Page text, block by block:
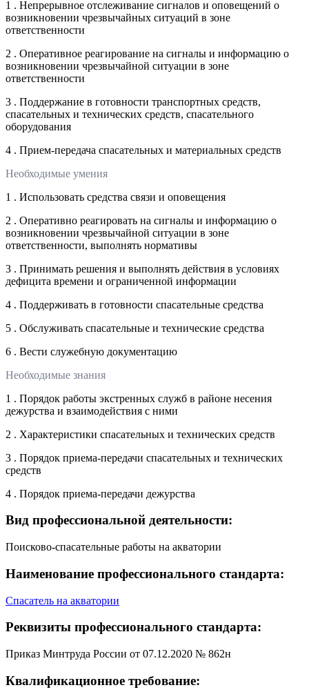
1 . Непрерывное отслеживание сигналов и оповещений о
возникновении чрезвычайных ситуаций в зоне
ответственности
2 . Оперативное реагирование на сигналы и информацию о
возникновении чрезвычайной ситуации в зоне
ответственности
3 . Поддержание в готовности транспортных средств,
спасательных и технических средств, спасательного
оборудования
4 . Прием-передача спасательных и материальных средств
Необходимые умения
1 . Использовать средства связи и оповещения
2 . Оперативно реагировать на сигналы и информацию о
возникновении чрезвычайной ситуации в зоне
ответственности, выполнять нормативы
3 . Принимать решения и выполнять действия в условиях
дефицита времени и ограниченной информации
4 . Поддерживать в готовности спасательные средства
5 . Обслуживать спасательные и технические средства
6 . Вести служебную документацию
Необходимые знания
1 . Порядок работы экстренных служб в районе несения
дежурства и взаимодействия с ними
2 . Характеристики спасательных и технических средств
3 . Порядок приема-передачи спасательных и технических
средств
4 . Порядок приема-передачи дежурства
Вид профессиональной деятельности:
Поисково-спасательные работы на акватории
Наименование профессионального стандарта:
Спасатель на акватории
Реквизиты профессионального стандарта:
Приказ Минтруда России от 07.12.2020 № 862н
Квалификационное требование: